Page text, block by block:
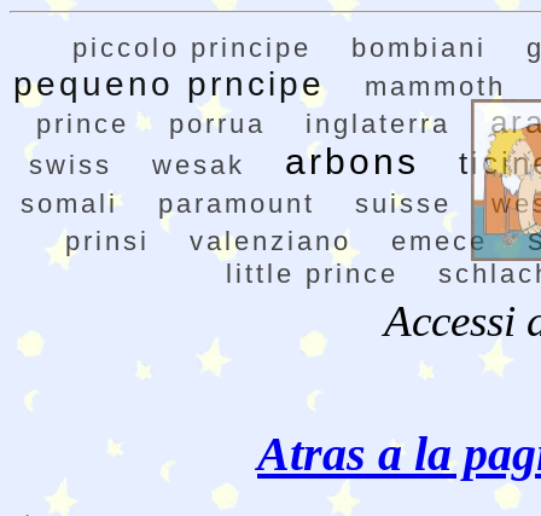
piccolo principe bombiani
pequeno prncipe
mammoth
prince
porrua inglaterra
swiss wesak arbons
somali paramount suisse
prinsi
valenziano emece
little prince
Accessi
Atras a la